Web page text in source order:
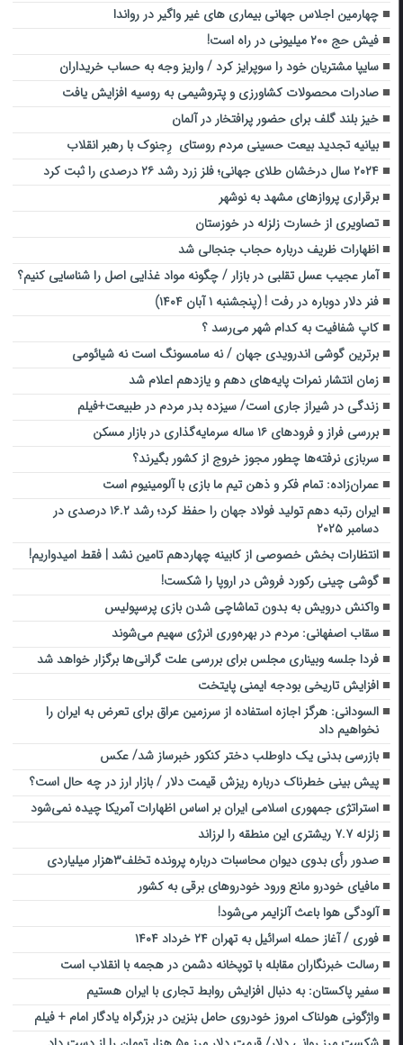
چهارمین اجلاس جهانی بیماری های غیر واگیر در رواندا
فیش حج ۲۰۰ میلیونی در راه است!
سایپا مشتریان خود را سوپرایز کرد / واریز وجه به حساب خریداران
صادرات محصولات کشاورزی و پتروشیمی به روسیه افزایش یافت
خیز بلند گلف برای حضور پرافتخار در آلمان
بیانیه تجدید بیعت حسینی مردم روستای رِجنوک با رهبر انقلاب
۲۰۲۴ سال درخشان طلای جهانی؛ فلز زرد رشد ۲۶ درصدی را ثبت کرد
برقراری پروازهای مشهد به نوشهر
تصاویری از خسارت زلزله در خوزستان
اظهارات ظریف درباره حجاب جنجالی شد
آمار عجیب عسل تقلبی در بازار / چگونه مواد غذایی اصل را شناسایی کنیم؟
فنر دلار دوباره در رفت ! (پنجشنبه ۱ آبان ۱۴۰۴)
کاپ شفافیت به کدام شهر می‌رسد ؟
برترین گوشی اندرویدی جهان / نه سامسونگ است نه شیائومی
زمان انتشار نمرات پایه‌های دهم و یازدهم اعلام شد
زندگی در شیراز جاری است/ سیزده بدر مردم در طبیعت+فیلم
بررسی فراز و فرودهای ۱۶ ساله سرمایه‌گذاری در بازار مسکن
سربازی نرفته‌ها چطور مجوز خروج از کشور بگیرند؟
عمران‌زاده: تمام فکر و ذهن تیم ما بازی با آلومینیوم است
ایران رتبه دهم تولید فولاد جهان را حفظ کرد؛ رشد ۱۶.۲ درصدی در
دسامبر ۲۰۲۵
انتظارات بخش خصوصی از کابینه چهاردهم تامین نشد | فقط امیدواریم!
گوشی چینی رکورد فروش در اروپا را شکست!
واکنش درویش به بدون تماشاچی شدن بازی پرسپولیس
سقاب اصفهانی: مردم در بهره‌وری انرژی سهیم می‌شوند
فردا جلسه وبیناری مجلس برای بررسی علت گرانی‌ها برگزار خواهد شد
افزایش تاریخی بودجه ایمنی پایتخت
السودانی: هرگز اجازه استفاده از سرزمین عراق برای تعرض به ایران را
نخواهیم داد
بازرسی بدنی یک داوطلب دختر کنکور خبرساز شد/ عکس
پیش بینی خطرناک درباره ریزش قیمت دلار / بازار ارز در چه حال است؟
استراتژی‌ جمهوری اسلامی ایران بر اساس اظهارات آمریکا چیده نمی‌شود
زلزله ۷.۷ ریشتری این منطقه را لرزاند
صدور رأی بدوی دیوان محاسبات درباره پرونده تخلف۳هزار میلیاردی
مافیای خودرو مانع ورود خودروهای برقی به کشور
آلودگی هوا باعث آلزایمر می‌شود!
فوری / آغاز حمله اسرائیل به تهران ۲۴ خرداد ۱۴۰۴
رسالت خبرنگاران مقابله با توپخانه دشمن در هجمه با انقلاب است
سفیر پاکستان: به دنبال افزایش روابط تجاری با ایران هستیم
واژگونی هولناک امروز خودروی حامل بنزین در بزرگراه یادگار امام + فیلم